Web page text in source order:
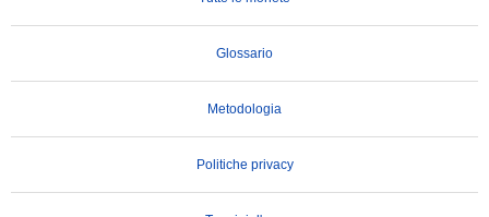
Glossario
Metodologia
Politiche privacy